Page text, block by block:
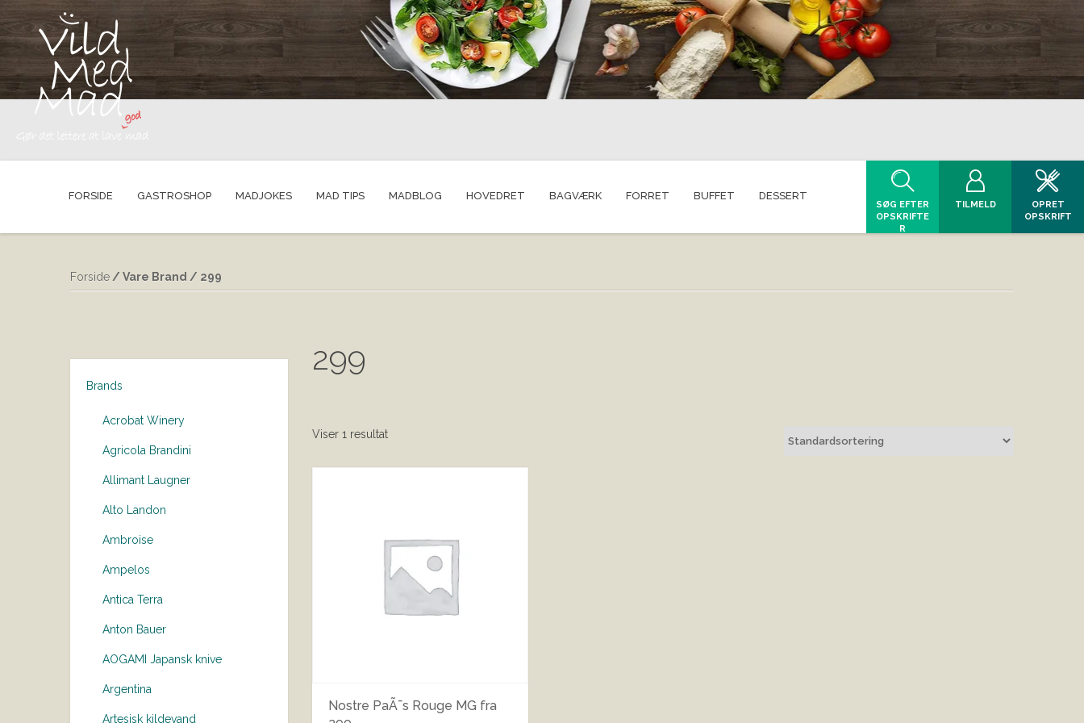
FORSIDE GASTROSHOP MADJOKES MAD TIPS MADBLOG HOVEDRET BAGVÆRK FORRET BUFFET DESSERT
SØG EFTER
OPSKRIFTE
R
TILMELD
OPRET
OPSKRIFT
Forside / Vare Brand / 299
Brands
Acrobat Winery
Agricola Brandini
Allimant Laugner
Alto Landon
Ambroise
Ampelos
Antica Terra
Anton Bauer
AOGAMI Japansk knive
Argentina
Artesisk kildevand
299
Viser 1 resultat
Nostre PaÃ¯s Rouge MG fra